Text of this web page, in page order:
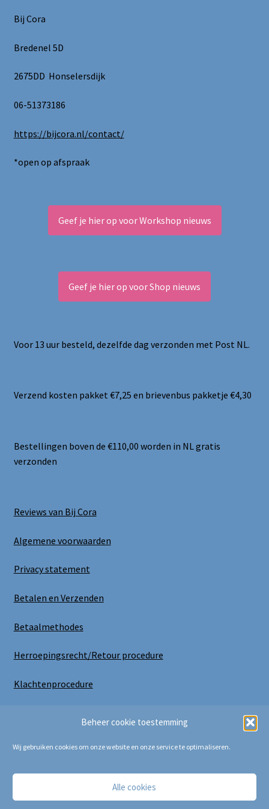
Beheer cookie toestemming
Wij gebruiken cookies om onze website en onze service te optimaliseren.
Alle cookies
Bij Cora
Bredenel 5D
2675DD Honselersdijk
06-51373186
https://bijcora.nl/contact/
*open op afspraak
Geef je hier op voor Workshop nieuws
Geef je hier op voor Shop nieuws
Voor 13 uur besteld, dezelfde dag verzonden met Post NL.
Verzend kosten pakket €7,25 en brievenbus pakketje €4,30
Bestellingen boven de €110,00 worden in NL gratis
verzonden
Reviews van Bij Cora
Algemene voorwaarden
Privacy statement
Betalen en Verzenden
Betaalmethodes
Herroepingsrecht/Retour procedure
Klachtenprocedure
Copyright Bij Cora 2025